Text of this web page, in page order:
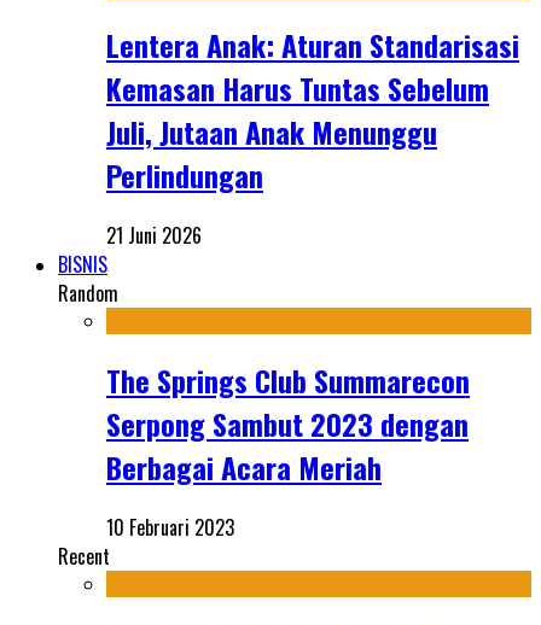
Lentera Anak: Aturan Standarisasi
Kemasan Harus Tuntas Sebelum
Juli, Jutaan Anak Menunggu
Perlindungan
21 Juni 2026
BISNIS
Random
The Springs Club Summarecon
Serpong Sambut 2023 dengan
Berbagai Acara Meriah
10 Februari 2023
Recent